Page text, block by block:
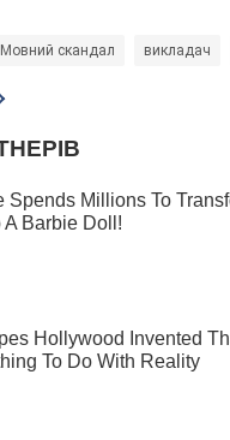
Мовний скандал викладач